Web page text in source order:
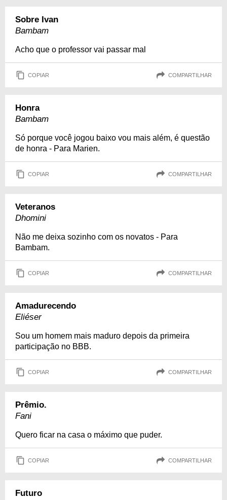
Sobre Ivan
Bambam
Acho que o professor vai passar mal
COPIAR COMPARTILHAR
Honra
Bambam
Só porque você jogou baixo vou mais além, é questão
de honra - Para Marien.
COPIAR COMPARTILHAR
Veteranos
Dhomini
Não me deixa sozinho com os novatos - Para
Bambam.
COPIAR COMPARTILHAR
Amadurecendo
Eliéser
Sou um homem mais maduro depois da primeira
participação no BBB.
COPIAR COMPARTILHAR
Prêmio.
Fani
Quero ficar na casa o máximo que puder.
COPIAR COMPARTILHAR
Futuro